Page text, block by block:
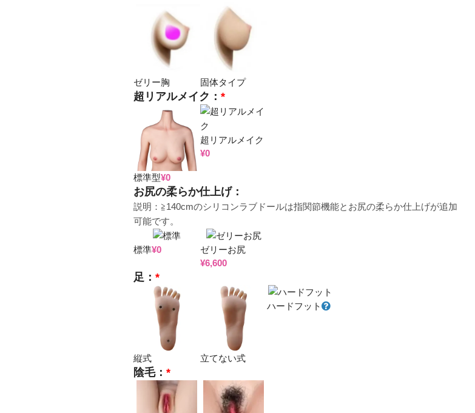
ゼリー胸 固体タイプ
*
超リアルメイク：
標準型¥0
超リアルメイク
¥0
お尻の柔らか仕上げ：
説明：≧140cmのシリコンラブドールは指関節機能とお尻の柔らか仕上げが追加
可能です。
標準¥0
ゼリーお尻
¥6,600
*
足：
縦式 立てない式
ハードフット
*
陰毛：